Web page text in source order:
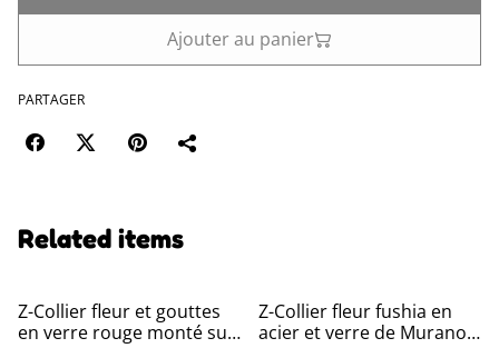
Ajouter au panier
PARTAGER
Related items
Z-Collier fleur et gouttes
en verre rouge monté sur
Z-Collier fleur fushia en
acier et verre de Murano